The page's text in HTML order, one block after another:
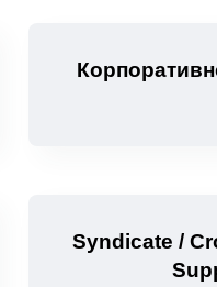
Syndicate /